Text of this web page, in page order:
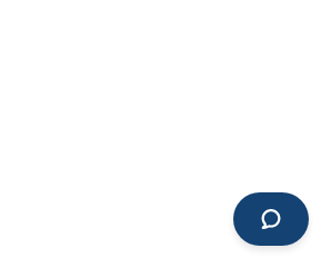
usar para acompanhar